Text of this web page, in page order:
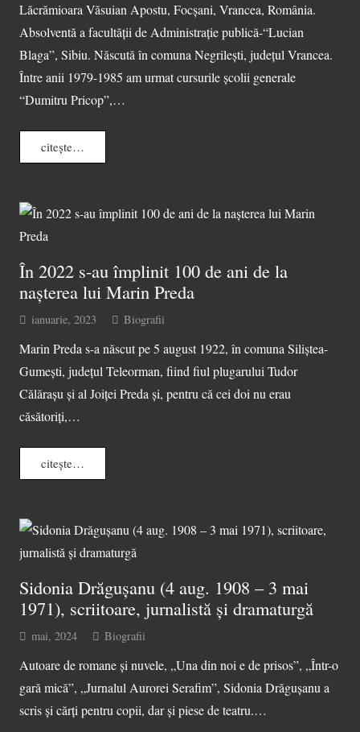
Lăcrămioara Văsuian Apostu, Focșani, Vrancea, România.
Absolventă a facultății de Administrație publică-“Lucian
Blaga”, Sibiu. Născută în comuna Negrilești, județul Vrancea.
Între anii 1979-1985 am urmat cursurile școlii generale
“Dumitru Pricop”,…
citește…
În 2022 s-au împlinit 100 de ani de la
nașterea lui Marin Preda
ianuarie, 2023 Biografii
Marin Preda s-a născut pe 5 august 1922, în comuna Siliștea-
Gumești, județul Teleorman, fiind fiul plugarului Tudor
Călărașu și al Joiței Preda și, pentru că cei doi nu erau
căsătoriți,…
citește…
Sidonia Drăgușanu (4 aug. 1908 – 3 mai
1971), scriitoare, jurnalistă și dramaturgă
mai, 2024 Biografii
Autoare de romane și nuvele, „Una din noi e de prisos”, „Într-o
gară mică”, „Jurnalul Aurorei Serafim”, Sidonia Drăgușanu a
scris și cărți pentru copii, dar și piese de teatru.…